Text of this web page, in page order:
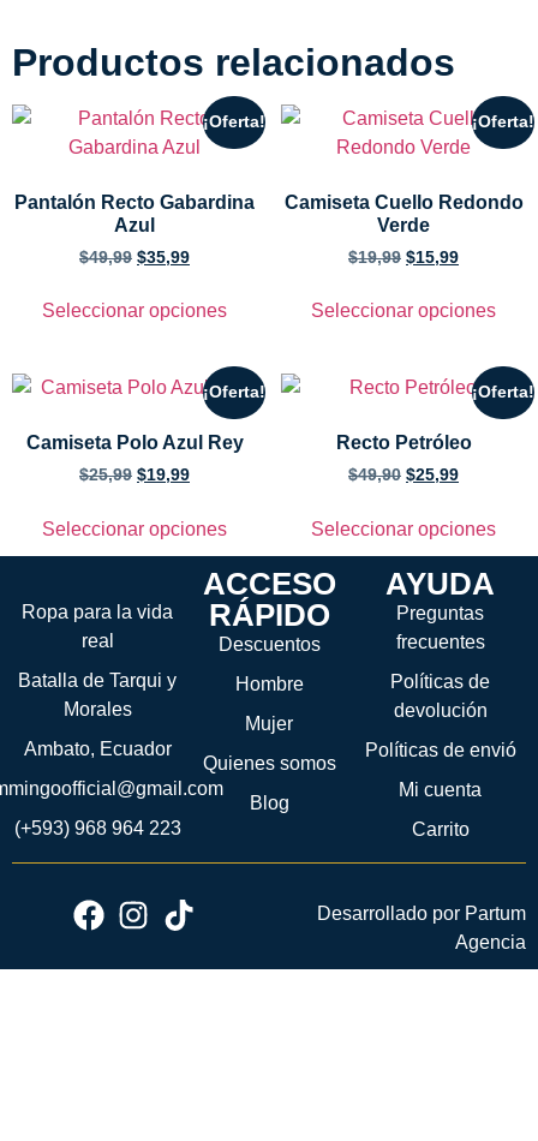
Productos relacionados
¡Oferta!
Pantalón Recto Gabardina
Azul
$49,99 $35,99
Seleccionar opciones
¡Oferta!
Camiseta Cuello Redondo
Verde
$19,99 $15,99
Seleccionar opciones
¡Oferta!
Camiseta Polo Azul Rey
$25,99 $19,99
Seleccionar opciones
¡Oferta!
Recto Petróleo
$49,90 $25,99
Seleccionar opciones
Ropa para la vida
real
Batalla de Tarqui y
Morales
Ambato, Ecuador
(+593) 968 964 223
ACCESO
RÁPIDO
Descuentos
Hombre
Mujer
Quienes somos
Blog
AYUDA
Preguntas
frecuentes
Políticas de
devolución
Políticas de envió
Mi cuenta
Carrito
Desarrollado por Partum
Agencia